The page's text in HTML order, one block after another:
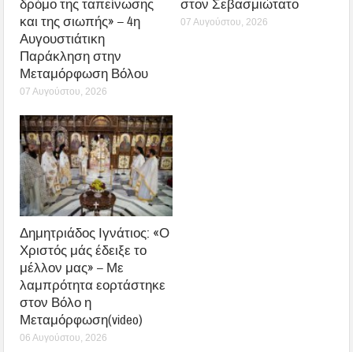
δρόμο της ταπείνωσης
και της σιωπής» – 4η
Αυγουστιάτικη
Παράκληση στην
Μεταμόρφωση Βόλου
07 Αυγούστου, 2026
στον Σεβασμιώτατο
07 Αυγούστου, 2026
Δημητριάδος Ιγνάτιος: «Ο
Χριστός μάς έδειξε το
μέλλον μας» – Με
λαμπρότητα εορτάστηκε
στον Βόλο η
Μεταμόρφωση(video)
06 Αυγούστου, 2026